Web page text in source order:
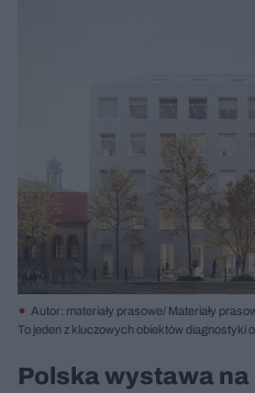
Autor: materiały prasowe/ Materiały
To jeden z kluczowych obiektów diagnostyki
Polska wystawa na